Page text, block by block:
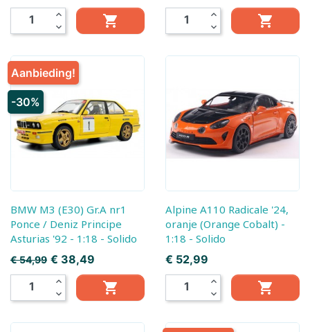
expand_less
expand_more

expand_less
expand_more

BMW M3 (E30) Gr.A nr1
Ponce / Deniz Principe
Asturias '92 - 1:18 - Solido
Normale prijs
€ 54,99 Prijs
€ 38,49
expand_less
expand_more

Aanbieding!
-30%
Alpine A110 Radicale '24,
oranje (Orange Cobalt) -
1:18 - Solido
Prijs
€ 52,99
expand_less
expand_more
